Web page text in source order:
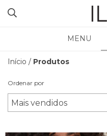
MENU
Início / Produtos
Ordenar por